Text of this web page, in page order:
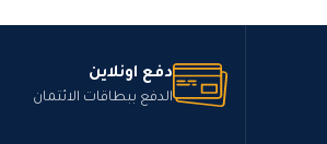
دفع اونلاين
الدفع ببطاقات الائتمان